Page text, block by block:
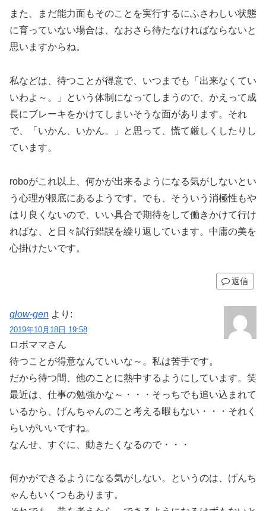
また、まだ能力面もそのことを実行するにふさわしい状態
に育っていない場合は、なおさら待たなければならないと
思いますからね。
私などは、待つことが得意で、いつまでも「出来なくてい
いわよ～。」という体制になってしまうので、かえって成
長にブレーキをかけてしまいそうな面があります。それ
で、「いかん、いかん。」と思って、慌て厳しくしたりし
ています。
roboがこれ以上、何かが出来るようになる気がしないとい
う心理が根底にあるようです。でも、そういう消極性もや
はり良くないので、いい具合で期待をして働きかけて行け
ればな、と日々試行錯誤を繰り返しています。中庸の美を
心掛けたいです。
返信
glow-gen より:
2019年10月18日 19:58
ロボママさん
待つことが得意なんていいな～。私は苦手です。
だから待つ間、他のことに熱中するようにしています。笑
最近は、仕事の勉強かな～・・・そっちでも追い込まれて
いるから、げんちゃんのこと考える暇もない・・・それく
らいがいいですね。
なんせ、すぐに、動きたくなるので・・・
何かができるようになる気がしない。というのは、げんち
ゃんもいくつもあります。